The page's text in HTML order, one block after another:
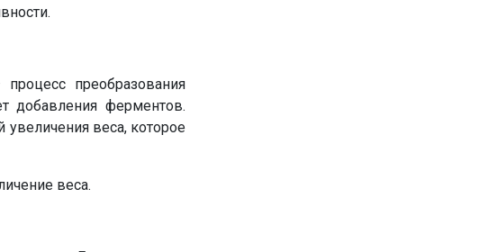
преобразования
добавления ферментов.
увеличения веса, которое
веса.